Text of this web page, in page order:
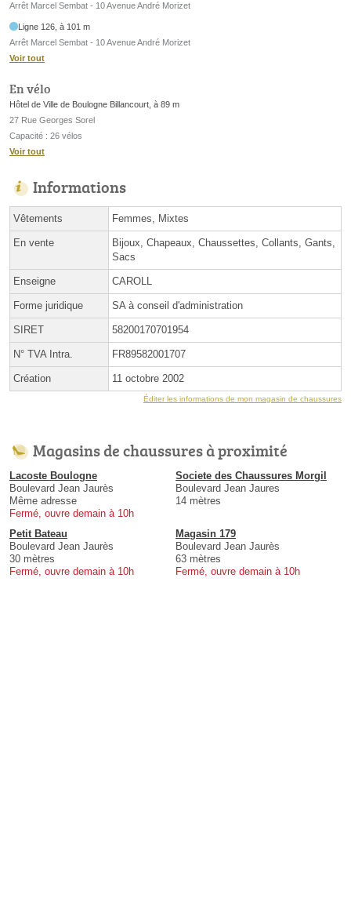
Arrêt Marcel Sembat - 10 Avenue André Morizet
Ligne 126, à 101 m
Arrêt Marcel Sembat - 10 Avenue André Morizet
Voir tout
En vélo
Hôtel de Ville de Boulogne Billancourt, à 89 m
27 Rue Georges Sorel
Capacité : 26 vélos
Voir tout
Informations
Vêtements Femmes, Mixtes
En vente
Bijoux, Chapeaux, Chaussettes, Collants, Gants,
Sacs
Enseigne CAROLL
Forme juridique SA à conseil d'administration
SIRET 58200170701954
N° TVA Intra. FR89582001707
Création 11 octobre 2002
Éditer les informations de mon magasin de chaussures
Magasins de chaussures à proximité
Lacoste Boulogne
Boulevard Jean Jaurès
Même adresse
Fermé, ouvre demain à 10h
Societe des Chaussures Morgil
Boulevard Jean Jaures
14 mètres
Petit Bateau
Boulevard Jean Jaurès
30 mètres
Fermé, ouvre demain à 10h
Magasin 179
Boulevard Jean Jaurès
63 mètres
Fermé, ouvre demain à 10h